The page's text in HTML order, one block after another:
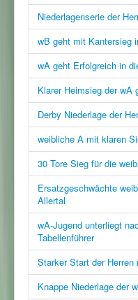
Niederlagenserie der
wB geht mit Kantersieg
wA geht Erfolgreich in
Klarer Heimsieg der wA
Derby Niederlage der
weibliche A mit klaren
30 Tore Sieg für die
Ersatzgeschwächte
Allertal
wA-Jugend unterliegt
Tabellenführer
Starker Start der
Knappe Niederlage der